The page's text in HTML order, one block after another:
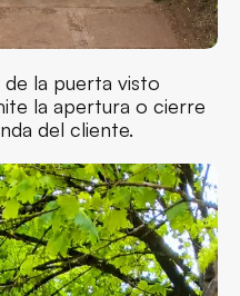
la puerta visto
la apertura o cierre
del cliente.